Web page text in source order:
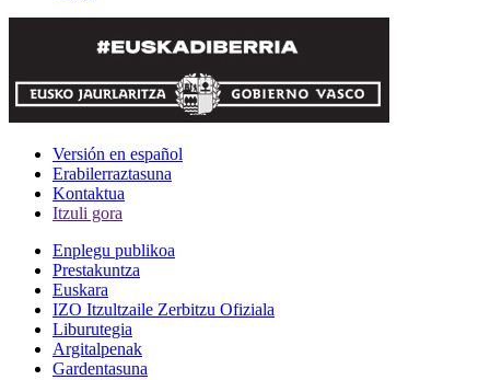
Versión en español
Erabilerraztasuna
Kontaktua
Itzuli gora
Enplegu publikoa
Prestakuntza
Euskara
IZO Itzultzaile Zerbitzu Ofiziala
Liburutegia
Argitalpenak
Gardentasuna